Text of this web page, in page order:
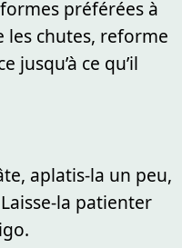
formes préférées à
les chutes, reforme
jusqu’à ce qu’il
aplatis-la un peu,
la patienter